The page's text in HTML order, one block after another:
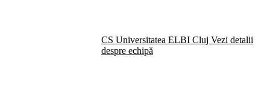
CS Universitatea ELBI Cluj Vezi detalii
despre echipă